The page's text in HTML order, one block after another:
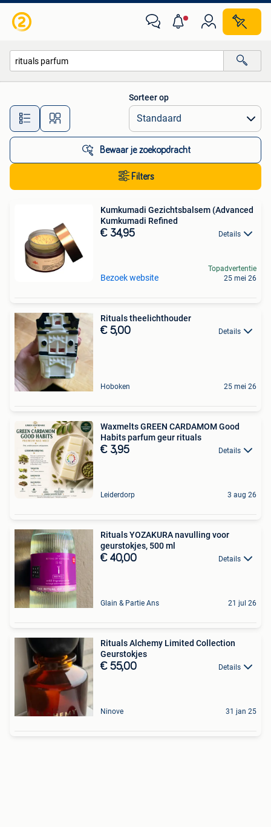
Alle afstanden…
Sorteer op
Bewaar je zoekopdracht
Filters
Kumkumadi Gezichtsbalsem (Advanced
Kumkumadi Refined
€ 34,95 Details
Bezoek website
Topadvertentie
25 mei 26
Rituals theelichthouder
€ 5,00 Details
Hoboken 25 mei 26
Waxmelts GREEN CARDAMOM Good
Habits parfum geur rituals
€ 3,95 Details
Leiderdorp 3 aug 26
Rituals YOZAKURA navulling voor
geurstokjes, 500 ml
€ 40,00 Details
Glain & Partie Ans 21 jul 26
Rituals Alchemy Limited Collection
Geurstokjes
€ 55,00 Details
Ninove 31 jan 25